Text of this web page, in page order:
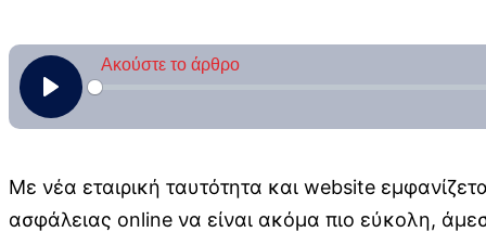
Με νέα εταιρική ταυτότητα και website
ασφάλειας online να είναι ακόμα πιο εύκολη,